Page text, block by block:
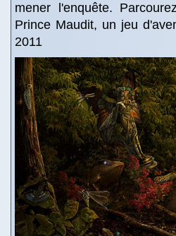
mener l'enquête.
Prince Maudit, un jeu
2011